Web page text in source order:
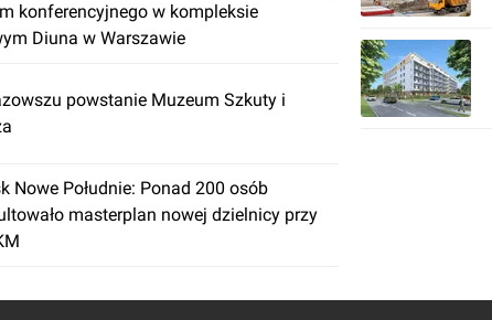
konferencyjnego w kompleksie
Diuna w Warszawie
powstanie Muzeum Szkuty i
Nowe Południe: Ponad 200 osób
masterplan nowej dzielnicy przy